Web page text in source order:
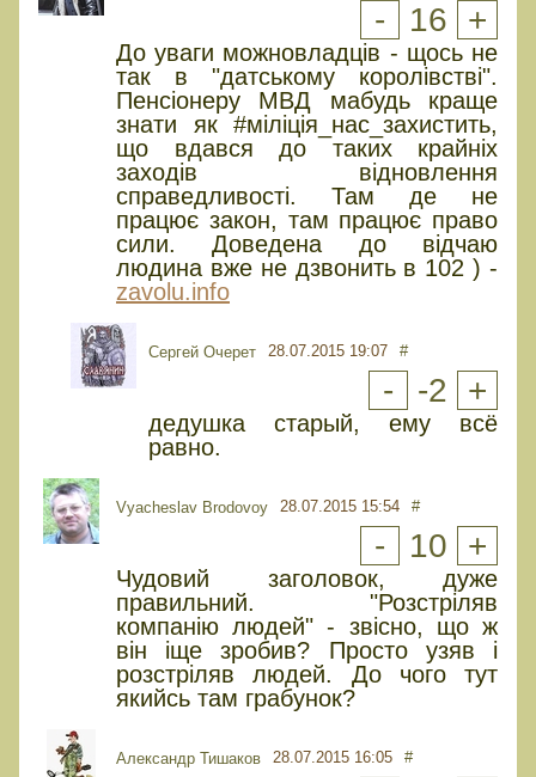
- 16 +
До уваги можновладців - щось не
так в "датському королівстві".
Пенсіонеру МВД мабудь краще
знати як #міліція_нас_захистить,
що вдався до таких крайніх
заходів відновлення
справедливості. Там де не
працює закон, там працює право
сили. Доведена до відчаю
людина вже не дзвонить в 102 ) -
zavolu.info
Сергей Очерет 28.07.2015 19:07 #
- -2 +
дедушка старый, ему всё
равно.
Vyacheslav Brodovoy 28.07.2015 15:54 #
- 10 +
Чудовий заголовок, дуже
правильний. "Розстріляв
компанію людей" - звісно, що ж
він іще зробив? Просто узяв і
розстріляв людей. До чого тут
якийсь там грабунок?
Александр Тишаков 28.07.2015 16:05 #